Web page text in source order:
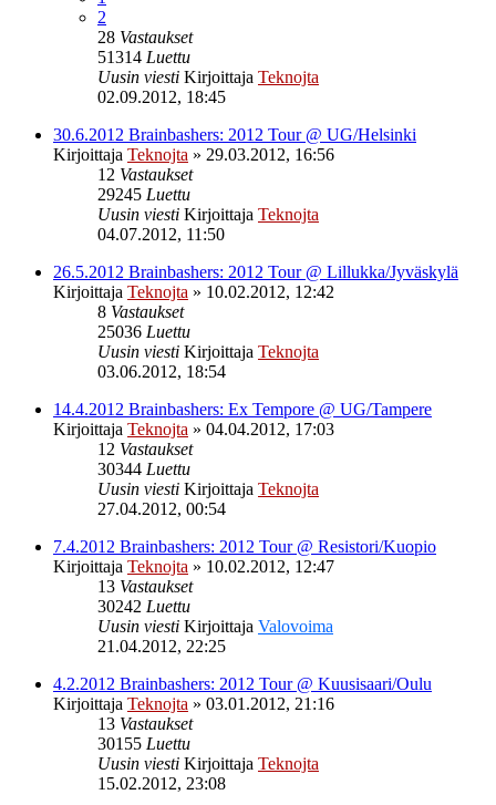
2
28 Vastaukset
51314 Luettu
Uusin viesti Kirjoittaja Teknojta
02.09.2012, 18:45
30.6.2012 Brainbashers: 2012 Tour @ UG/Helsinki
Kirjoittaja Teknojta » 29.03.2012, 16:56
12 Vastaukset
29245 Luettu
Uusin viesti Kirjoittaja Teknojta
04.07.2012, 11:50
26.5.2012 Brainbashers: 2012 Tour @ Lillukka/Jyväskylä
Kirjoittaja Teknojta » 10.02.2012, 12:42
8 Vastaukset
25036 Luettu
Uusin viesti Kirjoittaja Teknojta
03.06.2012, 18:54
14.4.2012 Brainbashers: Ex Tempore @ UG/Tampere
Kirjoittaja Teknojta » 04.04.2012, 17:03
12 Vastaukset
30344 Luettu
Uusin viesti Kirjoittaja Teknojta
27.04.2012, 00:54
7.4.2012 Brainbashers: 2012 Tour @ Resistori/Kuopio
Kirjoittaja Teknojta » 10.02.2012, 12:47
13 Vastaukset
30242 Luettu
Uusin viesti Kirjoittaja Valovoima
21.04.2012, 22:25
4.2.2012 Brainbashers: 2012 Tour @ Kuusisaari/Oulu
Kirjoittaja Teknojta » 03.01.2012, 21:16
13 Vastaukset
30155 Luettu
Uusin viesti Kirjoittaja Teknojta
15.02.2012, 23:08